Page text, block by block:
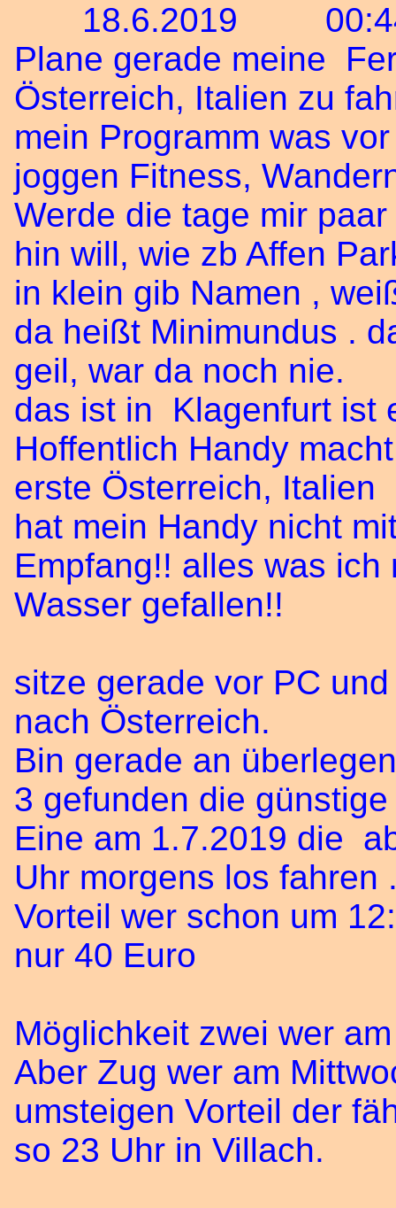
18.6.2019
Plane gerade meine
Österreich, Italien zu
mein Programm was
joggen Fitness,
Werde die tage mir
hin will, wie zb Affen
in klein gib Namen ,
da heißt Minimundus .
geil, war da noch nie.
das ist in Klagenfurt ist
Hoffentlich Handy
erste Österreich,
hat mein Handy nicht
Empfang!! alles was
Wasser gefallen!!
sitze gerade vor PC
nach Österreich.
Bin gerade an
3 gefunden die
Eine am 1.7.2019 die
Uhr morgens los fahren
Vorteil wer schon um
nur 40 Euro
Möglichkeit zwei wer
Aber Zug wer am
umsteigen Vorteil der
so 23 Uhr in Villach.